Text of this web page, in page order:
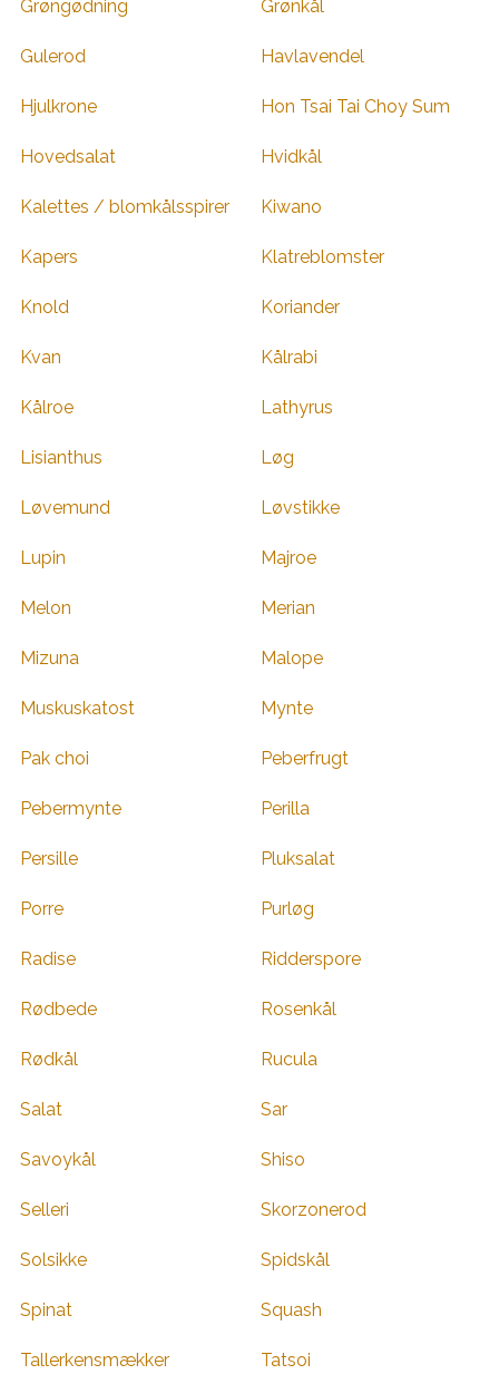
Grøngødning Grønkål
Gulerod Havlavendel
Hjulkrone Hon Tsai Tai Choy Sum
Hovedsalat Hvidkål
Kalettes / blomkålsspirer Kiwano
Kapers Klatreblomster
Knold Koriander
Kvan Kålrabi
Kålroe Lathyrus
Lisianthus Løg
Løvemund Løvstikke
Lupin Majroe
Melon Merian
Mizuna Malope
Muskuskatost Mynte
Pak choi Peberfrugt
Pebermynte Perilla
Persille Pluksalat
Porre Purløg
Radise Ridderspore
Rødbede Rosenkål
Rødkål Rucula
Salat Sar
Savoykål Shiso
Selleri Skorzonerod
Solsikke Spidskål
Spinat Squash
Tallerkensmækker Tatsoi